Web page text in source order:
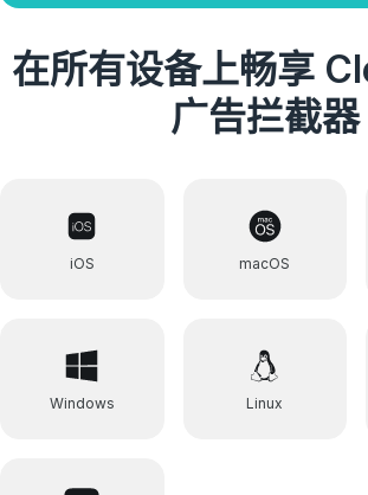
在所有设备上畅享
广告拦截器
iOS macOS
Windows Linux